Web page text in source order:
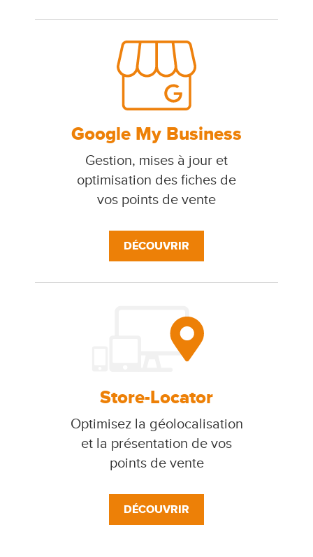
Google My Business
Gestion, mises à jour et
optimisation des fiches de
vos points de vente
DÉCOUVRIR
Store-Locator
Optimisez la géolocalisation
et la présentation de vos
points de vente
DÉCOUVRIR